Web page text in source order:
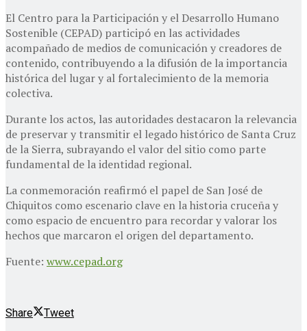
El Centro para la Participación y el Desarrollo Humano
Sostenible (CEPAD) participó en las actividades
acompañado de medios de comunicación y creadores de
contenido, contribuyendo a la difusión de la importancia
histórica del lugar y al fortalecimiento de la memoria
colectiva.
Durante los actos, las autoridades destacaron la relevancia
de preservar y transmitir el legado histórico de Santa Cruz
de la Sierra, subrayando el valor del sitio como parte
fundamental de la identidad regional.
La conmemoración reafirmó el papel de San José de
Chiquitos como escenario clave en la historia cruceña y
como espacio de encuentro para recordar y valorar los
hechos que marcaron el origen del departamento.
Fuente: www.cepad.org
Share Tweet